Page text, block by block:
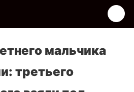
мальчика
третьего